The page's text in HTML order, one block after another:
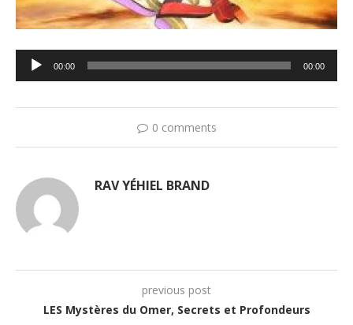
Lecteur
audio
00:00 00:00
0 comments
RAV YÉHIEL BRAND
previous post
LES Mystères du Omer, Secrets et Profondeurs